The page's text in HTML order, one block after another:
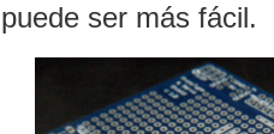
puede ser más fácil.